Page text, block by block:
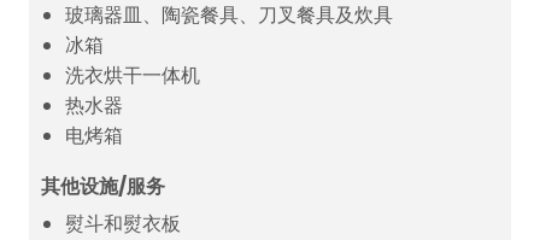
玻璃器皿、陶瓷餐具、刀叉餐具及炊具
冰箱
洗衣烘干一体机
热水器
电烤箱
其他设施/服务
熨斗和熨衣板